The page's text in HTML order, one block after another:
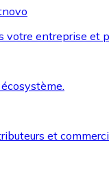
votre entreprise et
et